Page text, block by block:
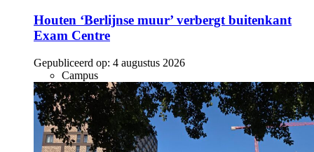
Houten ‘Berlijnse muur’ verbergt buitenkant
Exam Centre
Gepubliceerd op: 4 augustus 2026
Campus